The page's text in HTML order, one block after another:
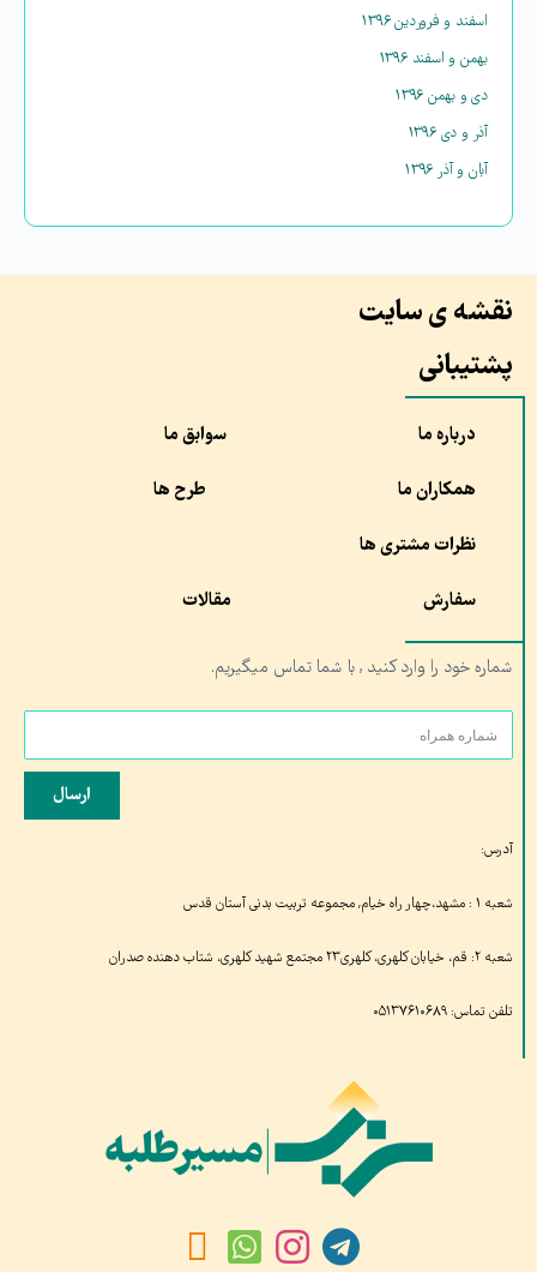
اسفند و فروردین ۱۳۹۶
بهمن و اسفند ۱۳۹۶
دی و بهمن ۱۳۹۶
آذر و دی ۱۳۹۶
آبان و آذر ۱۳۹۶
نقشه ی سایت
پشتیبانی
درباره ما سوابق ما
همکاران ما طرح ها
نظرات مشتری ها
سفارش مقالات
شماره خود را وارد کنید , با شما تماس میگیریم.
ارسال
آدرس:
شعبه ۱ : مشهد،چهار راه خیام, مجموعه تربیت بدنی آستان قدس
شعبه ۲: قم، خیابان کلهری، کلهری۲۳ مجتمع شهید کلهری، شتاب دهنده صدران
تلفن تماس: ۰۵۱۳۷۶۱۰۶۸۹